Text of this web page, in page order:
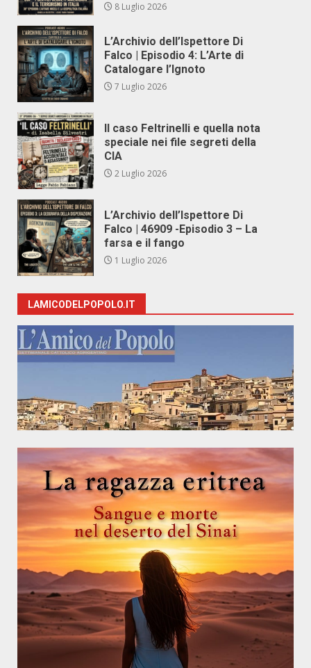
8 Luglio 2026
L’Archivio dell’Ispettore Di
Falco | Episodio 4: L’Arte di
Catalogare l’Ignoto
7 Luglio 2026
Il caso Feltrinelli e quella nota
speciale nei file segreti della
CIA
2 Luglio 2026
L’Archivio dell’Ispettore Di
Falco | 46909 -Episodio 3 – La
farsa e il fango
1 Luglio 2026
LAMICODELPOPOLO.IT